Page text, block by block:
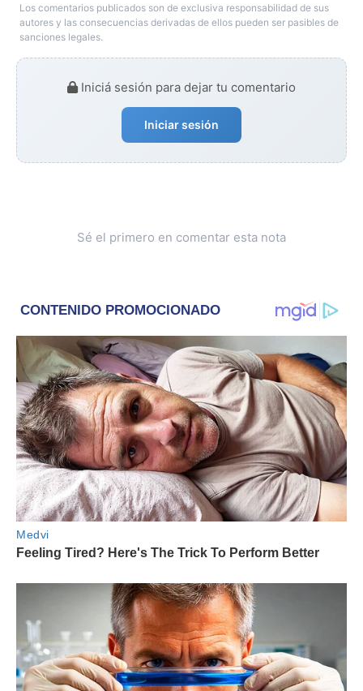
Los comentarios publicados son de exclusiva responsabilidad de sus
autores y las consecuencias derivadas de ellos pueden ser pasibles de
sanciones legales.
Iniciá sesión para dejar tu comentario
Iniciar sesión
Sé el primero en comentar esta nota